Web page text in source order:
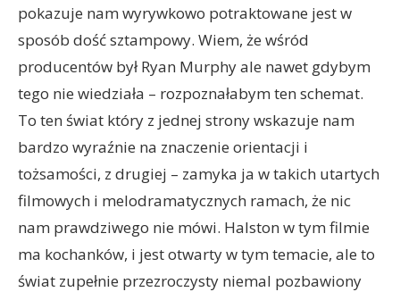
pokazuje nam wyrywkowo potraktowane jest w
sposób dość sztampowy. Wiem, że wśród
producentów był Ryan Murphy ale nawet gdybym
tego nie wiedziała – rozpoznałabym ten schemat.
To ten świat który z jednej strony wskazuje nam
bardzo wyraźnie na znaczenie orientacji i
tożsamości, z drugiej – zamyka ja w takich utartych
filmowych i melodramatycznych ramach, że nic
nam prawdziwego nie mówi. Halston w tym filmie
ma kochanków, i jest otwarty w tym temacie, ale to
świat zupełnie przezroczysty niemal pozbawiony